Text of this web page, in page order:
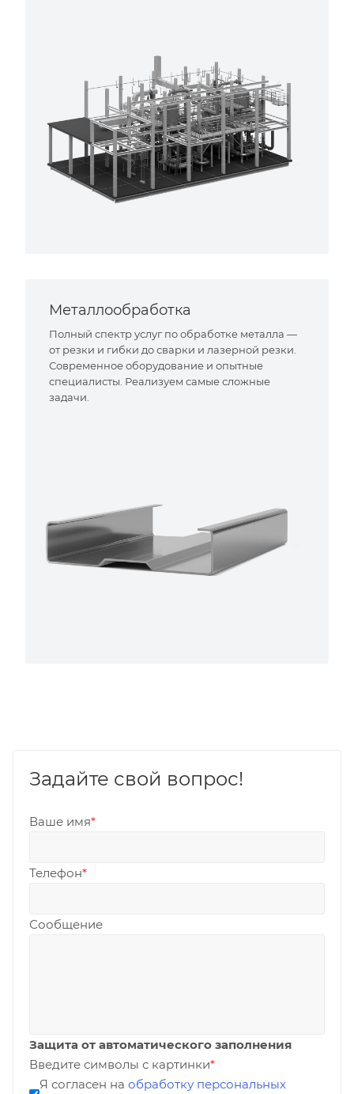
Металлообработка
Полный спектр услуг по обработке металла —
от резки и гибки до сварки и лазерной резки.
Современное оборудование и опытные
специалисты. Реализуем самые сложные
задачи.
Задайте свой вопрос!
Ваше имя*
Телефон*
Сообщение
Защита от автоматического заполнения
Введите символы с картинки*
Я согласен на обработку персональных